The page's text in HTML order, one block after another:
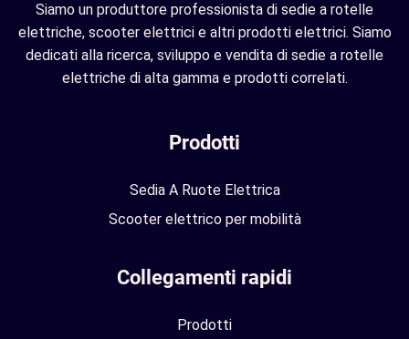
Siamo un produttore professionista di sedie a rotelle
elettriche, scooter elettrici e altri prodotti elettrici. Siamo
dedicati alla ricerca, sviluppo e vendita di sedie a rotelle
elettriche di alta gamma e prodotti correlati.
Prodotti
Sedia A Ruote Elettrica
Scooter elettrico per mobilità
Collegamenti rapidi
Prodotti